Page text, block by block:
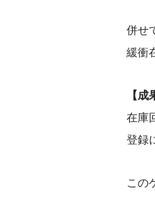
併せ
緩衝
【成
在庫
登録
この